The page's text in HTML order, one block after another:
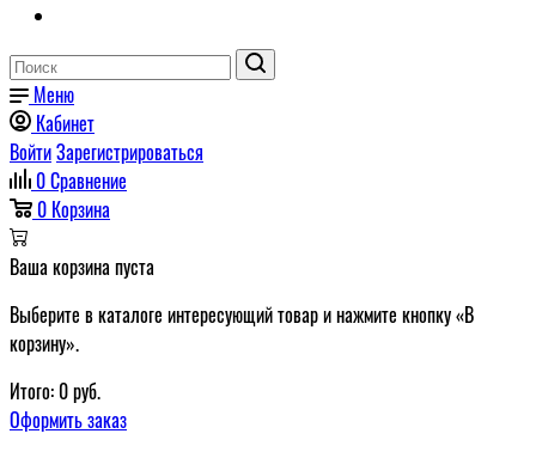
Меню
Кабинет
ВойтиЗарегистрироваться
0Сравнение
0 Корзина
Ваша корзина пуста
Выберите в каталоге интересующий товар и нажмите кнопку «В
корзину».
Итого: 0руб.
Оформить заказ